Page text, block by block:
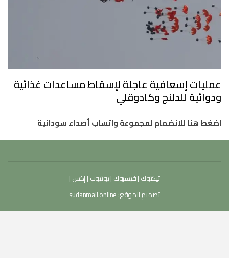
عمليات إسعافية عاجلة لإسقاط مساعدات غذائية
ودوائية للدلنج وكادوقلي
اضغط هنا للانضمام لمجموعة واتساب أصداء سودانية
تيكتوك |فيسبوك |يوتيوب | إكس |
تصميم الموقع: sudanmail.online